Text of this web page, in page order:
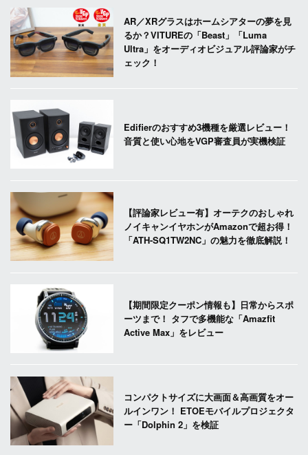
AR／XRグラスはホームシアターの夢を見
るか？VITUREの「Beast」「Luma
Ultra」をオーディオビジュアル評論家がチ
ェック！
Edifierのおすすめ3機種を厳選レビュー！
音質と使い心地をVGP審査員が実機検証
【評論家レビュー有】オーテクのおしゃれ
ノイキャンイヤホンがAmazonで超お得！
「ATH-SQ1TW2NC」の魅力を徹底解説！
【期間限定クーポン情報も】日常からスポ
ーツまで！ タフで多機能な「Amazfit
Active Max」をレビュー
コンパクトサイズに大画面＆高画質をオー
ルインワン！ ETOEモバイルプロジェクタ
ー「Dolphin 2」を検証